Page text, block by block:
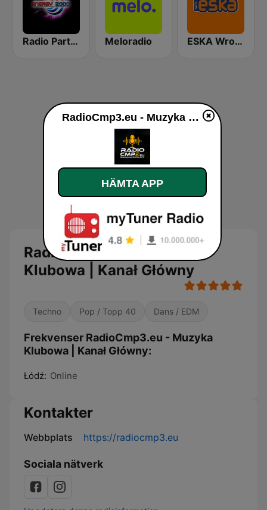
Radio Party - kanał Energy 2000 Meloradio ESKA Wrocław
RadioCmp3.eu - Muzyka
Klubowa | Kanał Główny
Techno Pop / Topp 40 Dans / EDM
Frekvenser RadioCmp3.eu - Muzyka
Klubowa | Kanał Główny:
Łódź: Online
Kontakter
Webbplats https://radiocmp3.eu
Sociala nätverk
RadioCmp3.eu - Muzyka Klubowa | Kanał Główny
HÄMTA APP